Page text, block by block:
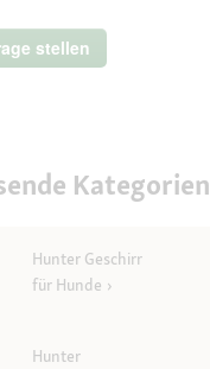
stellen
Kategorien
Hunter Geschirr
für Hunde
Hunter